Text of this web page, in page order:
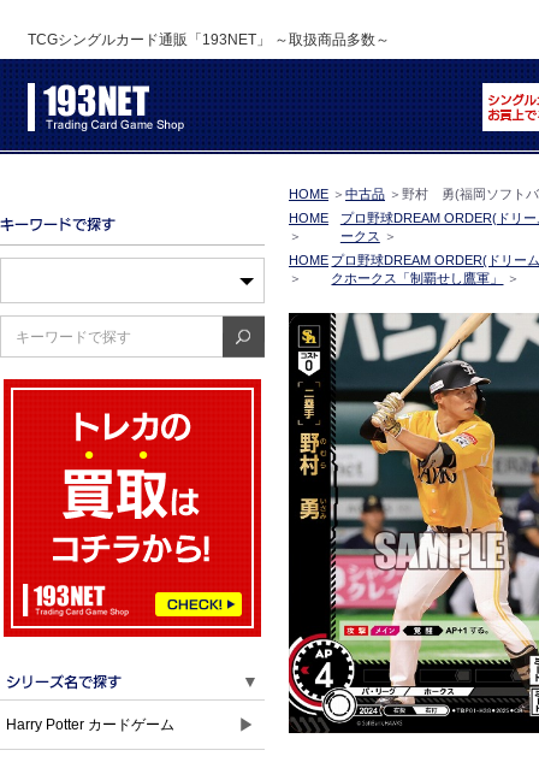
TCGシングルカード通販「193NET」 ～取扱商品多数～
▼
Harry Potter カードゲーム ▶
HOME ＞ 中古品 ＞ 野村 勇(福岡ソフトバ
HOME
＞
プロ野球DREAM ORDER(ドリ
ークス
＞
HOME
＞
プロ野球DREAM ORDER(ドリー
クホークス「制覇せし鷹軍」
＞